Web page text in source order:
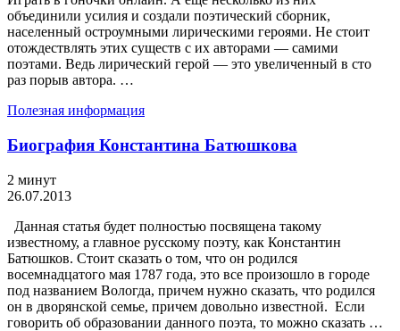
объединили усилия и создали поэтический сборник,
населенный остроумными лирическими героями. Не стоит
отождествлять этих существ с их авторами — самими
поэтами. Ведь лирический герой — это увеличенный в сто
раз порыв автора. …
Полезная информация
Биография Константина Батюшкова
2 минут
26.07.2013
Данная статья будет полностью посвящена такому
известному, а главное русскому поэту, как Константин
Батюшков. Стоит сказать о том, что он родился
восемнадцатого мая 1787 года, это все произошло в городе
под названием Вологда, причем нужно сказать, что родился
он в дворянской семье, причем довольно известной. Если
говорить об образовании данного поэта, то можно сказать …